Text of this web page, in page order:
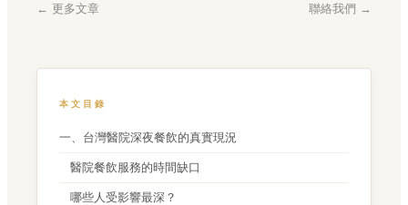
← 更多文章 聯絡我們 →
本文目錄
一、台灣醫院深夜餐飲的真實現況
醫院餐飲服務的時間缺口
哪些人受影響最深？